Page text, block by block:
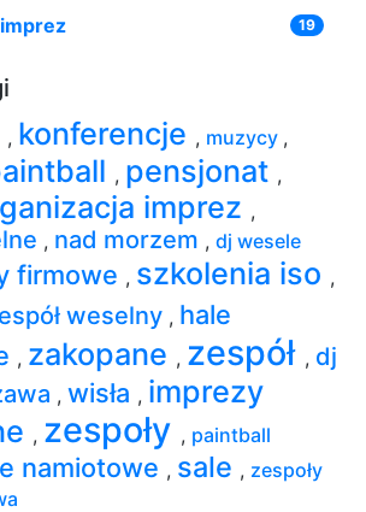
19
, konferencje , muzycy ,
, pensjonat ,
imprez ,
, nad morzem , dj wesele
firmowe , szkolenia iso ,
weselny , hale
, zakopane , zespół , dj
, wisła , imprezy
, zespoły , paintball
namiotowe , sale , zespoły